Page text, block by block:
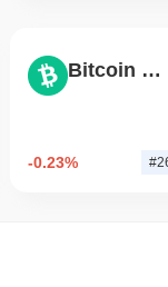
の増加を示しています
Bitcoin Cash
-0.23%